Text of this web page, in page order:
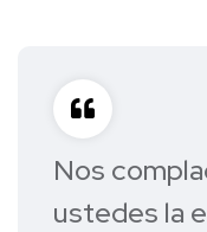
Nos
ustedes la